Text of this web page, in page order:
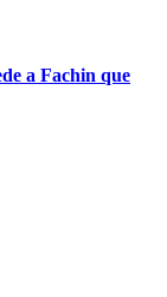
a Fachin que